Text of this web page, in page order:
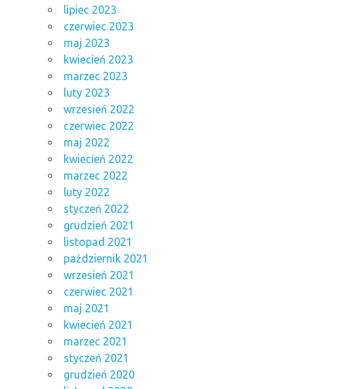
lipiec 2023
czerwiec 2023
maj 2023
kwiecień 2023
marzec 2023
luty 2023
wrzesień 2022
czerwiec 2022
maj 2022
kwiecień 2022
marzec 2022
luty 2022
styczeń 2022
grudzień 2021
listopad 2021
październik 2021
wrzesień 2021
czerwiec 2021
maj 2021
kwiecień 2021
marzec 2021
styczeń 2021
grudzień 2020